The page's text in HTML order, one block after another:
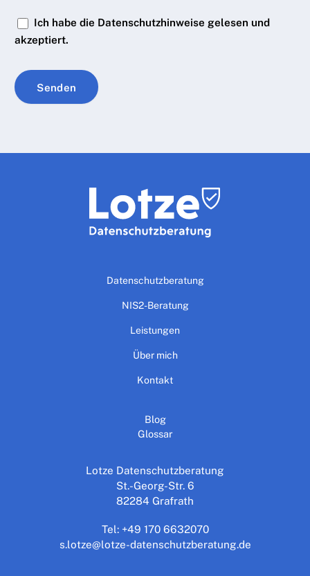
Ich habe die Datenschutzhinweise gelesen und
akzeptiert.
Datenschutzberatung
NIS2-Beratung
Leistungen
Über mich
Kontakt
Blog
Glossar
Lotze Datenschutzberatung
St.-Georg-Str. 6
82284 Grafrath
Tel: +49 170 6632070
s.lotze@lotze-datenschutzberatung.de